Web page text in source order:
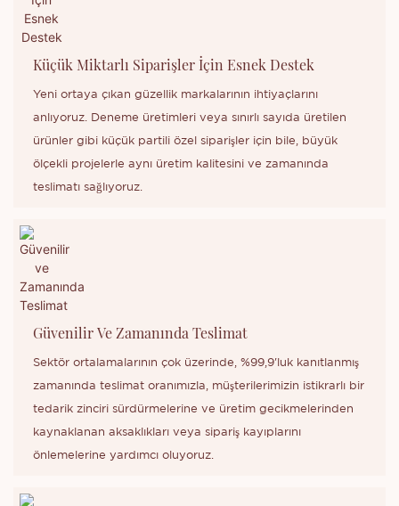
Küçük Miktarlı Siparişler İçin Esnek Destek
Yeni ortaya çıkan güzellik markalarının ihtiyaçlarını
anlıyoruz. Deneme üretimleri veya sınırlı sayıda üretilen
ürünler gibi küçük partili özel siparişler için bile, büyük
ölçekli projelerle aynı üretim kalitesini ve zamanında
teslimatı sağlıyoruz.
Güvenilir Ve Zamanında Teslimat
Sektör ortalamalarının çok üzerinde, %99,9'luk kanıtlanmış
zamanında teslimat oranımızla, müşterilerimizin istikrarlı bir
tedarik zinciri sürdürmelerine ve üretim gecikmelerinden
kaynaklanan aksaklıkları veya sipariş kayıplarını
önlemelerine yardımcı oluyoruz.